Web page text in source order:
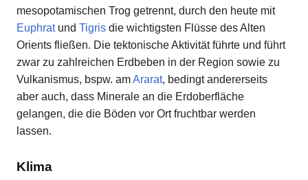
mesopotamischen Trog getrennt, durch den heute mit
Euphratund Tigris die wichtigsten Flüsse des Alten
Orients fließen. Die tektonische Aktivität führte und führt
zwar zu zahlreichen Erdbeben in der Region sowie zu
Vulkanismus, bspw. amArarat, bedingt andererseits
aber auch, dass Minerale an die Erdoberfläche
gelangen, die die Böden vor Ort fruchtbar werden
lassen.
Klima